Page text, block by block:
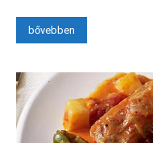
bővebben